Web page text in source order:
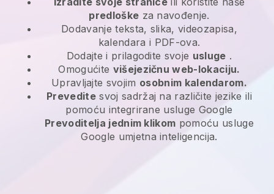
predloške za navođenje.
Dodavanje teksta, slika, videozapisa,
kalendara i PDF-ova.
Dodajte i prilagodite svoje usluge .
Omogućite višejezičnu web-lokaciju.
Upravljajte svojim osobnim kalendarom.
Prevedite svoj sadržaj na različite jezike ili
pomoću integrirane usluge Google
Prevoditelja jednim klikom pomoću usluge
Google umjetna inteligencija.